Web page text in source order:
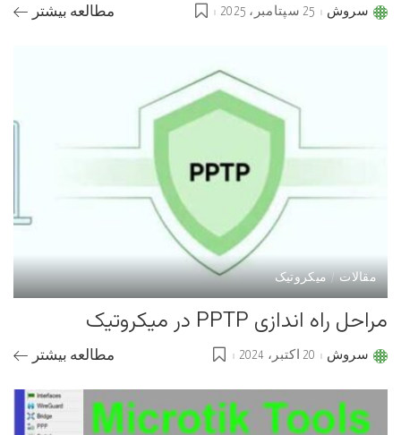
Postedسروش 25 سپتامبر، 2025 مطالعه بیشتر
مقالات میکروتیک
مراحل راه اندازی PPTP در میکروتیک
Postedسروش 20 اکتبر، 2024 مطالعه بیشتر